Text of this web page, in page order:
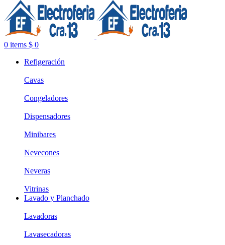
0 items $ 0
Refigeración
Cavas
Congeladores
Dispensadores
Minibares
Nevecones
Neveras
Vitrinas
Lavado y Planchado
Lavadoras
Lavasecadoras